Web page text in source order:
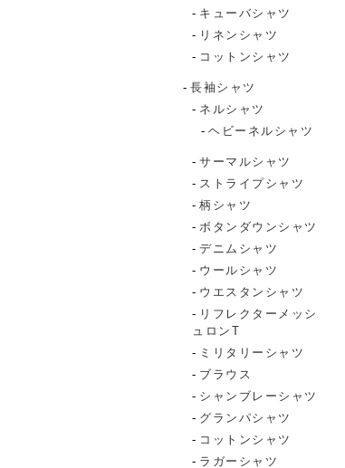
キューバシャツ
リネンシャツ
コットンシャツ
長袖シャツ
ネルシャツ
ヘビーネルシャツ
サーマルシャツ
ストライプシャツ
柄シャツ
ボタンダウンシャツ
デニムシャツ
ウールシャツ
ウエスタンシャツ
リフレクターメッシ
ュロンT
ミリタリーシャツ
ブラウス
シャンブレーシャツ
グランパシャツ
コットンシャツ
ラガーシャツ